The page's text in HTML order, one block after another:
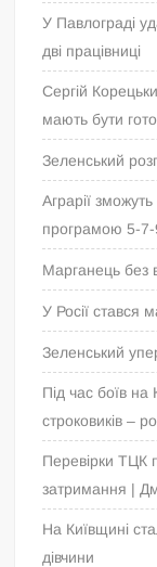
У Павлограді
дві працівниці
Сергій
мають бути
Зеленський
Аграрії
програмою 5-7-
Марганець без
У Росії стався
Зеленський
Під час боїв на
строковиків –
Перевірки ТЦК
затримання |
На Київщині
дівчини